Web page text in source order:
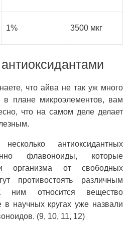
1% 3500 мкг
что айва не так уж много
в плане микроэлементов, вам
что на самом деле делает
антиоксидантных
флавоноиды, которые
организма от свободных
противостоять различным
ним относится вещество
в научных кругах уже назвали
(9, 10, 11, 12)